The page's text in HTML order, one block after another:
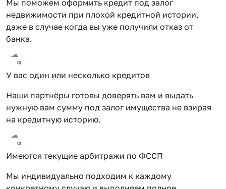
Мы поможем оформить кредит под залог
недвижимости при плохой кредитной истории,
даже в случае когда вы уже получили отказ от
банка.
У вас один или несколько кредитов
Наши партнёры готовы доверять вам и выдать
нужную вам сумму под залог имущества не взирая
на кредитную историю.
Имеются текущие арбитражи по ФССП
Мы индивидуально подходим к каждому